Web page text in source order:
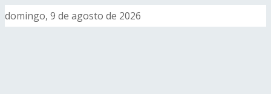
domingo, 9 de agosto de 2026